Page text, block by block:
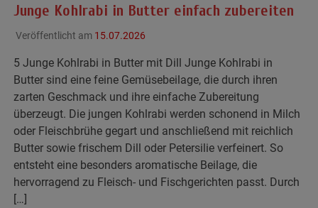
Junge Kohlrabi in Butter einfach zubereiten
Veröffentlicht am 15.07.2026
5 Junge Kohlrabi in Butter mit Dill Junge Kohlrabi in
Butter sind eine feine Gemüsebeilage, die durch ihren
zarten Geschmack und ihre einfache Zubereitung
überzeugt. Die jungen Kohlrabi werden schonend in Milch
oder Fleischbrühe gegart und anschließend mit reichlich
Butter sowie frischem Dill oder Petersilie verfeinert. So
entsteht eine besonders aromatische Beilage, die
hervorragend zu Fleisch- und Fischgerichten passt. Durch
[…]